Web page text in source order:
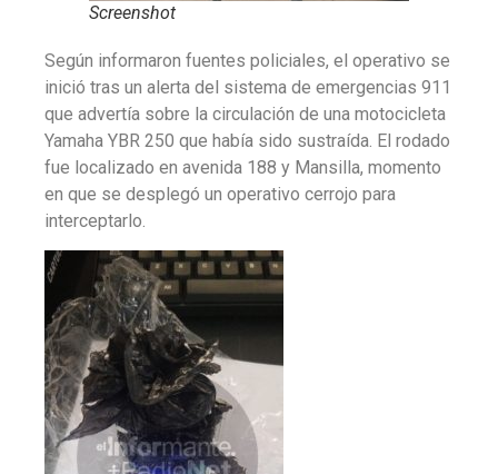
Screenshot
Según informaron fuentes policiales, el operativo se
inició tras un alerta del sistema de emergencias 911
que advertía sobre la circulación de una motocicleta
Yamaha YBR 250 que había sido sustraída. El rodado
fue localizado en avenida 188 y Mansilla, momento
en que se desplegó un operativo cerrojo para
interceptarlo.